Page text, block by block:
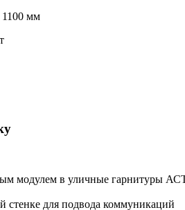
1100 мм
модулем в уличные гарнитуры
стенке для подвода коммуникаций